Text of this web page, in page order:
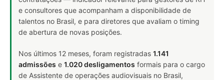
e consultores que acompanham a disponibilidade de
talentos no Brasil, e para diretores que avaliam o timing
de abertura de novas posições.
Nos últimos 12 meses, foram registradas 1.141
admissões e 1.020 desligamentos formais para o cargo
de Assistente de operações audiovisuais no Brasil,